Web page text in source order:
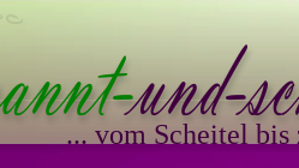
und-
... vom Scheitel bis